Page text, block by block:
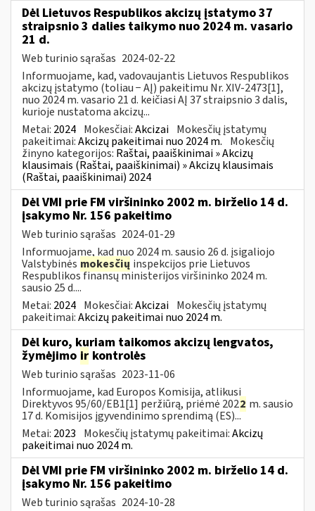
Dėl Lietuvos Respublikos akcizų įstatymo 37
straipsnio 3 dalies taikymo nuo 2024 m. vasario
21 d.
Web turinio sąrašas 2024-02-22
Informuojame, kad, vadovaujantis Lietuvos Respublikos
akcizų įstatymo (toliau − AĮ) pakeitimu Nr. XIV-2473[1],
nuo 2024 m. vasario 21 d. keičiasi AĮ 37 straipsnio 3 dalis,
kurioje nustatoma akcizų...
Metai: 2024 Mokesčiai:Akcizai Mokesčių įstatymų
pakeitimai:Akcizų pakeitimai nuo 2024 m. Mokesčių
žinyno kategorijos: Raštai, paaiškinimai » Akcizų
klausimais (Raštai, paaiškinimai) » Akcizų klausimais
(Raštai, paaiškinimai) 2024
Dėl VMI prie FM viršininko 2002 m. birželio 14 d.
įsakymo Nr. 156 pakeitimo
Web turinio sąrašas 2024-01-29
Informuojame, kad nuo 2024 m. sausio 26 d. įsigaliojo
Valstybinės mokesčių inspekcijos prie Lietuvos
Respublikos finansų ministerijos viršininko 2024 m.
sausio 25 d....
Metai: 2024 Mokesčiai:Akcizai Mokesčių įstatymų
pakeitimai:Akcizų pakeitimai nuo 2024 m.
Dėl kuro, kuriam taikomos akcizų lengvatos,
žymėjimo ir kontrolės
Web turinio sąrašas 2023-11-06
Informuojame, kad Europos Komisija, atlikusi
Direktyvos 95/60/EB1[1] peržiūrą, priėmė 2022 m. sausio
17 d. Komisijos įgyvendinimo sprendimą (ES)...
Metai: 2023 Mokesčių įstatymų pakeitimai:Akcizų
pakeitimai nuo 2024 m.
Dėl VMI prie FM viršininko 2002 m. birželio 14 d.
įsakymo Nr. 156 pakeitimo
Web turinio sąrašas 2024-10-28